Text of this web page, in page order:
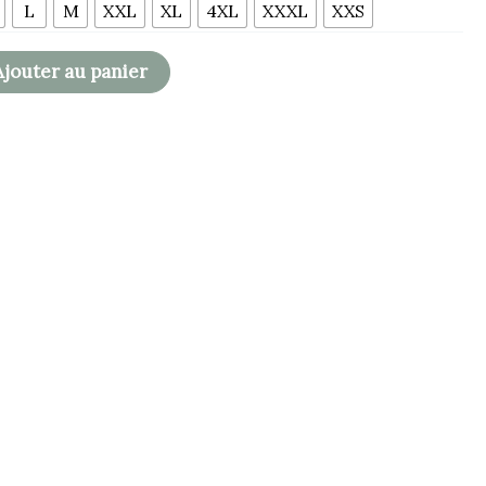
L M XXL XL 4XL XXXL XXS
au panier